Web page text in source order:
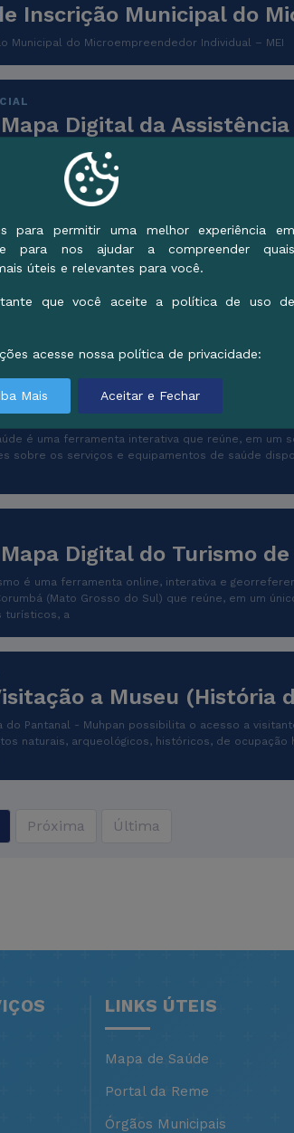
Inscrição Municipal do
Municipal do Microempreendedor Individual – MEI
Digital da
Social de Corumbá é uma plataforma
e equipamentos socioassistenciais do município.
Digital da Educação
é uma ferramenta online e georreferenciada
as unidades escolares da rede municipal de
de Co
Mapa Digital da Saúde de
é uma ferramenta interativa que reúne, em um
sobre os serviços e equipamentos de saúde
Digital do Turismo
é uma ferramenta online, interativa e
(Mato Grosso do Sul) que reúne, em um
turísticos, a
a Museu (História
do Pantanal - Muhpan possibilita o acesso a
naturais, arqueológicos, históricos, de ocupação
Próxima Última
LINKS ÚTEIS
Mapa de Saúde
Portal da Reme
Órgãos Municipais
para permitir uma melhor experiência em
para nos ajudar a compreender quais
úteis e relevantes para você.
que você aceite a política de uso de
acesse nossa política de privacidade:
Mais Aceitar e Fechar